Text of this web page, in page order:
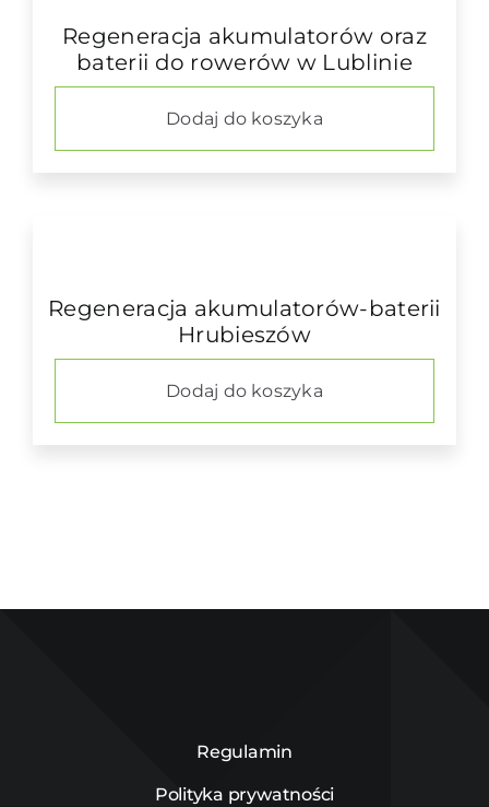
Regeneracja akumulatorów oraz
baterii do rowerów w Lublinie
Dodaj do koszyka
Regeneracja akumulatorów-baterii
Hrubieszów
Dodaj do koszyka
Regulamin
Polityka prywatności